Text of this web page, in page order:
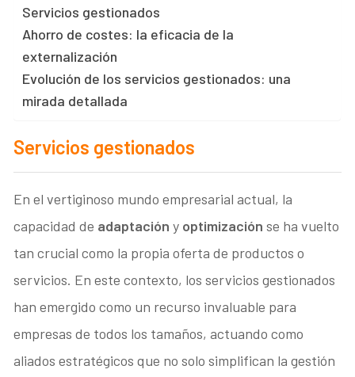
Servicios gestionados
Ahorro de costes: la eficacia de la
externalización
Evolución de los servicios gestionados: una
mirada detallada
Servicios gestionados
En el vertiginoso mundo empresarial actual, la
capacidad de adaptacióny optimizaciónse ha vuelto
tan crucial como la propia oferta de productos o
servicios. En este contexto, los servicios gestionados
han emergido como un recurso invaluable para
empresas de todos los tamaños, actuando como
aliados estratégicos que no solo simplifican la gestión